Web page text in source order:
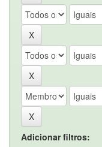
Adicionar filtros: